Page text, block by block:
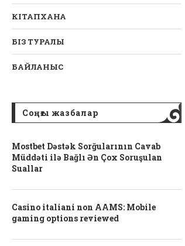
КІТАПХАНА
БІЗ ТУРАЛЫ
БАЙЛАНЫС
Соңғы жазбалар
Mostbet Dəstək Sorğularının Cavab
Müddəti ilə Bağlı Ən Çox Soruşulan
Suallar
Casino italiani non AAMS: Mobile
gaming options reviewed